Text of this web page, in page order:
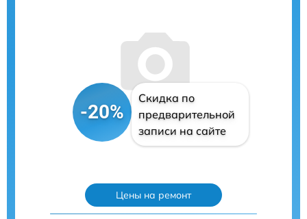
-20%
Скидка по
предварительной
записи на сайте
Цены на ремонт